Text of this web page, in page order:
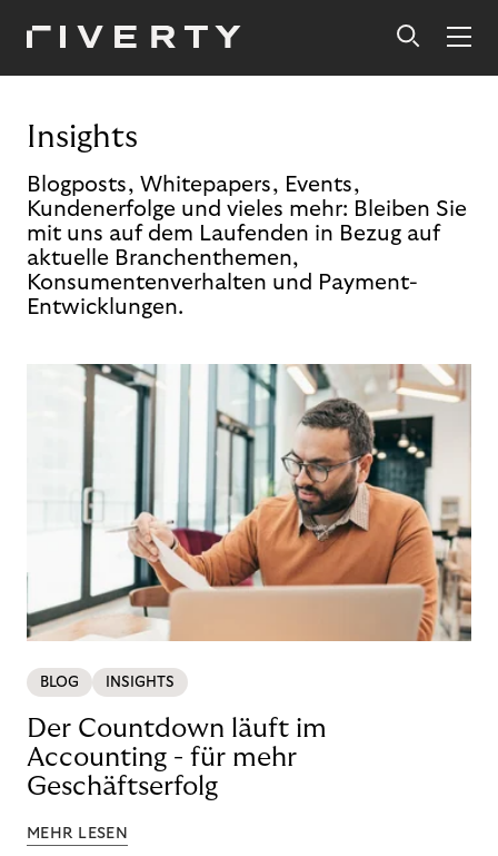
Insights
Blogposts, Whitepapers, Events,
Kundenerfolge und vieles mehr: Bleiben Sie
mit uns auf dem Laufenden in Bezug auf
aktuelle Branchenthemen,
Konsumentenverhalten und Payment-
Entwicklungen.
BLOG INSIGHTS
Der Countdown läuft im
Accounting - für mehr
Geschäftserfolg
MEHR LESEN